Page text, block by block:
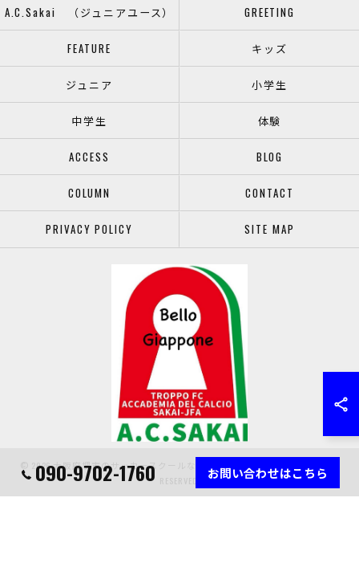
090-9702-1760 お問い合わせはこちら
A.C.Sakai （ジュニアユース） GREETING
FEATURE キッズ
ジュニア 小学生
中学生 体験
ACCESS BLOG
COLUMN CONTACT
PRIVACY POLICY SITE MAP
© 2026 大阪府堺市のサッカースクールなら堺少年サッカー協会 ALL RIGHTS